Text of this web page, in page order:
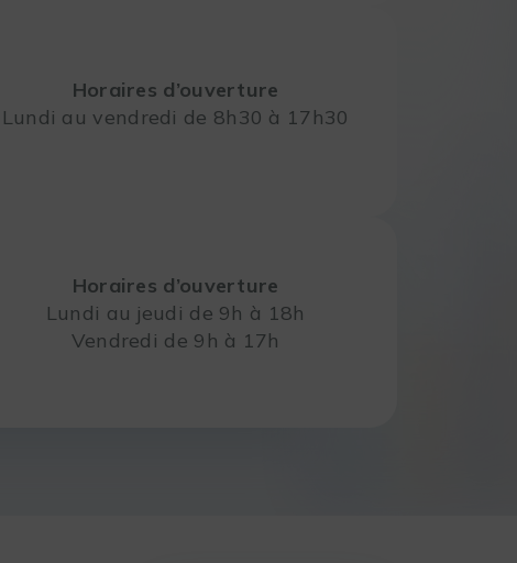
Horaires d’ouverture
Lundi au vendredi de 8h30 à 17h30
Horaires d’ouverture
Lundi au jeudi de 9h à 18h
Vendredi de 9h à 17h